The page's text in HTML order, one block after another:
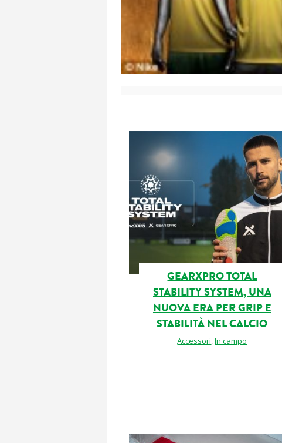
GEARXPRO TOTAL
STABILITY SYSTEM, UNA
NUOVA ERA PER GRIP E
STABILITÀ NEL CALCIO
Accessori,In campo